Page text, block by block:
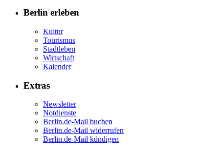
Berlin erleben
Kultur
Tourismus
Stadtleben
Wirtschaft
Kalender
Extras
Newsletter
Notdienste
Berlin.de-Mail buchen
Berlin.de-Mail widerrufen
Berlin.de-Mail kündigen